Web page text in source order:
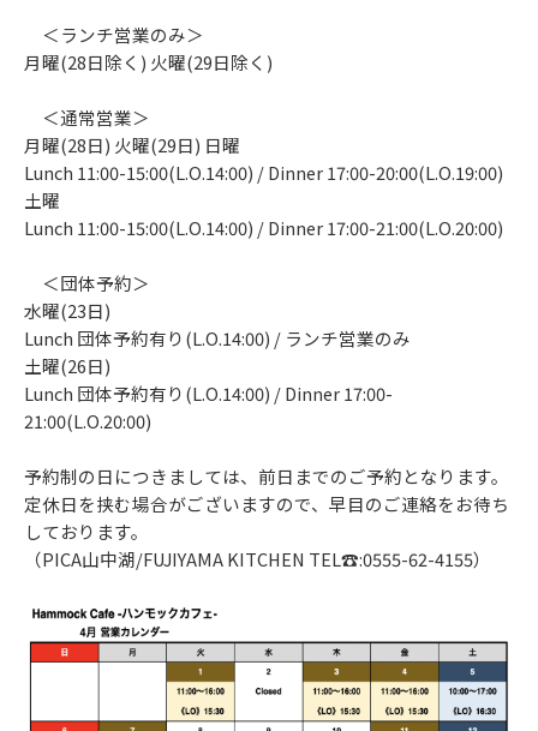
＜ランチ営業のみ＞
月曜(28日除く) 火曜(29日除く)
＜通常営業＞
月曜(28日) 火曜(29日) 日曜
Lunch 11:00-15:00(L.O.14:00) / Dinner 17:00-20:00(L.O.19:00)
土曜
Lunch 11:00-15:00(L.O.14:00) / Dinner 17:00-21:00(L.O.20:00)
＜団体予約＞
水曜(23日)
Lunch 団体予約有り(L.O.14:00) / ランチ営業のみ
土曜(26日)
Lunch 団体予約有り(L.O.14:00) / Dinner 17:00-
21:00(L.O.20:00)
予約制の日につきましては、前日までのご予約となります。
定休日を挟む場合がございますので、早目のご連絡をお待ち
しております。
（PICA山中湖/FUJIYAMA KITCHEN TEL☎:0555-62-4155）